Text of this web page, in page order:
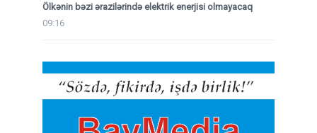
Ölkənin bəzi ərazilərində elektrik enerjisi olmayacaq
09:16